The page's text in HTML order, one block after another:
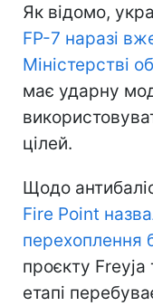
Як відомо,
FP-7 наразі
Міністерстві
має ударну
цілей.
Щодо
Fire Point
перехоплення
проєкту Freyja
етапі